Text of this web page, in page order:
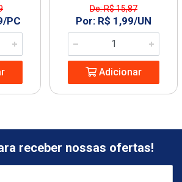
PC
De: R$ 15,87
Por: R$ 1,99/UN
Adicionar
receber nossas ofertas!